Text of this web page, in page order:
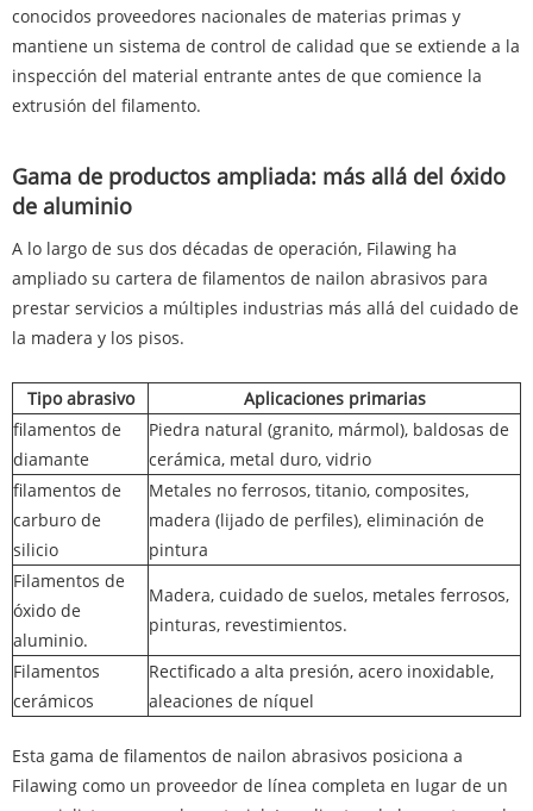
conocidos proveedores nacionales de materias primas y
mantiene un sistema de control de calidad que se extiende a la
inspección del material entrante antes de que comience la
extrusión del filamento.
Gama de productos ampliada: más allá del óxido
de aluminio
A lo largo de sus dos décadas de operación, Filawing ha
ampliado su cartera de filamentos de nailon abrasivos para
prestar servicios a múltiples industrias más allá del cuidado de
la madera y los pisos.
Tipo abrasivo
Aplicaciones primarias
filamentos de
diamante
Piedra natural (granito, mármol), baldosas de
cerámica, metal duro, vidrio
filamentos de
carburo de
silicio
Metales no ferrosos, titanio, composites,
madera (lijado de perfiles), eliminación de
pintura
Filamentos de
óxido de
aluminio.
Madera, cuidado de suelos, metales ferrosos,
pinturas, revestimientos.
Filamentos
cerámicos
Rectificado a alta presión, acero inoxidable,
aleaciones de níquel
Esta gama de filamentos de nailon abrasivos posiciona a
Filawing como un proveedor de línea completa en lugar de un